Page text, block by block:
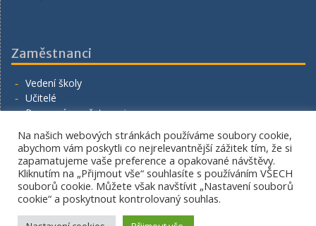
Zaměstnanci
Vedení školy
Učitelé
Provozní zaměstnanci
Napište nám
Copyright. All rights reserved.
Na našich webových stránkách používáme soubory cookie,
abychom vám poskytli co nejrelevantnější zážitek tím, že si
zapamatujeme vaše preference a opakované návštěvy.
Kliknutím na „Přijmout vše“ souhlasíte s používáním VŠECH
souborů cookie. Můžete však navštívit „Nastavení souborů
cookie“ a poskytnout kontrolovaný souhlas.